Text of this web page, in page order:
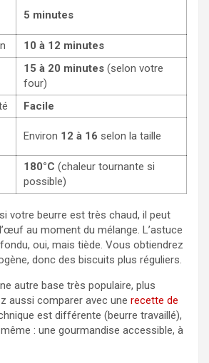
5 minutes
10 à 12 minutes
15 à 20 minutes (selon votre
four)
Facile
Environ 12 à 16 selon la taille
180°C (chaleur tournante si
possible)
votre beurre est très chaud, il peut
au moment du mélange. L’astuce
oui, mais tiède. Vous obtiendrez
donc des biscuits plus réguliers.
autre base très populaire, plus
aussi comparer avec une recette de
est différente (beurre travaillé),
: une gourmandise accessible, à